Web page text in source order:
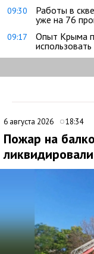
09:30
Работы в
уже на 76
09:17
Опыт Крыма
6 августа 2026 18:34
Пожар на